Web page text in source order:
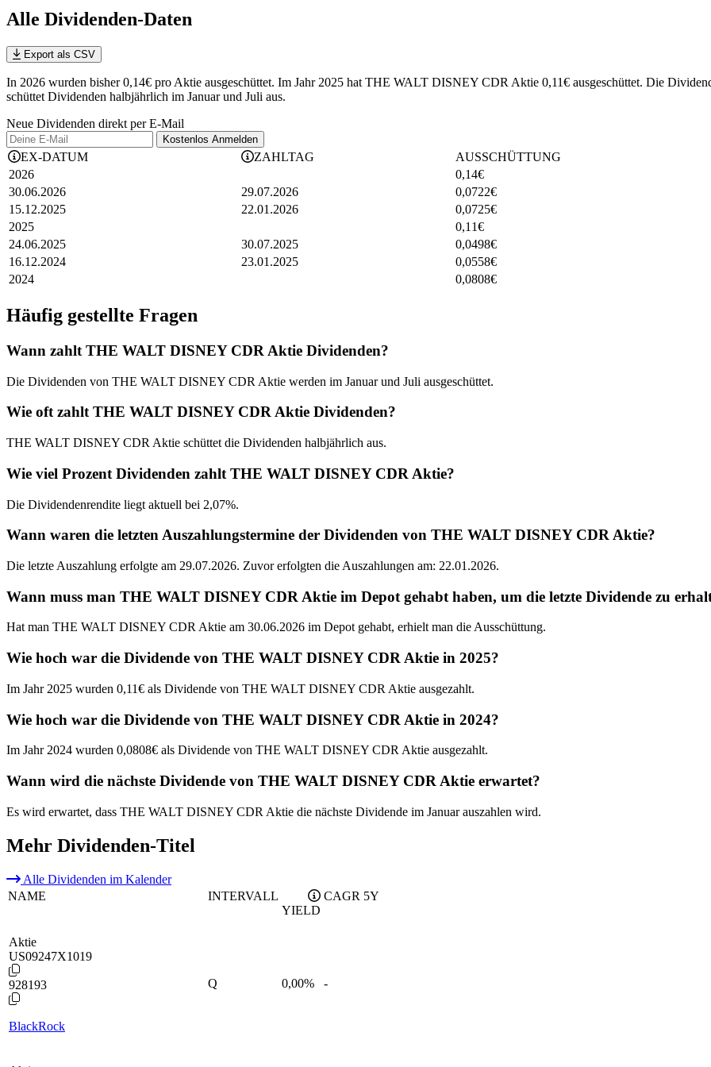
Alle Dividenden-Daten
Export als CSV
In 2026 wurden bisher 0,14€ pro Aktie ausgeschüttet. Im Jahr 2025 hat THE WALT DISNEY CDR Aktie 0,11€ ausgeschüttet. Die
schüttet Dividenden halbjährlich im Januar und Juli aus.
Neue Dividenden direkt per E-Mail
Kostenlos Anmelden
EX-DATUM ZAHLTAG
AUSSCHÜTTUNG
2026
0,14€
30.06.2026
29.07.2026 0,0722€
15.12.2025
22.01.2026 0,0725€
2025
0,11€
24.06.2025
30.07.2025 0,0498€
16.12.2024
23.01.2025 0,0558€
2024
0,0808€
Häufig gestellte Fragen
Wann zahlt THE WALT DISNEY CDR Aktie Dividenden?
Die Dividenden von THE WALT DISNEY CDR Aktie werden im Januar und Juli ausgeschüttet.
Wie oft zahlt THE WALT DISNEY CDR Aktie Dividenden?
THE WALT DISNEY CDR Aktie schüttet die Dividenden halbjährlich aus.
Wie viel Prozent Dividenden zahlt THE WALT DISNEY CDR Aktie?
Die Dividendenrendite liegt aktuell bei 2,07%.
Wann waren die letzten Auszahlungstermine der Dividenden von THE WALT DISNEY CDR Aktie?
Die letzte Auszahlung erfolgte am 29.07.2026. Zuvor erfolgten die Auszahlungen am: 22.01.2026.
Wann muss man THE WALT DISNEY CDR Aktie im Depot gehabt haben, um die letzte Dividende zu
Hat man THE WALT DISNEY CDR Aktie am 30.06.2026 im Depot gehabt, erhielt man die Ausschüttung.
Wie hoch war die Dividende von THE WALT DISNEY CDR Aktie in 2025?
Im Jahr 2025 wurden 0,11€ als Dividende von THE WALT DISNEY CDR Aktie ausgezahlt.
Wie hoch war die Dividende von THE WALT DISNEY CDR Aktie in 2024?
Im Jahr 2024 wurden 0,0808€ als Dividende von THE WALT DISNEY CDR Aktie ausgezahlt.
Wann wird die nächste Dividende von THE WALT DISNEY CDR Aktie erwartet?
Es wird erwartet, dass THE WALT DISNEY CDR Aktie die nächste Dividende im Januar auszahlen wird.
Mehr Dividenden-Titel
Alle Dividenden im Kalender
NAME
INTERVALL
YIELD
CAGR 5Y
Aktie
US09247X1019
928193
BlackRock
Q 0,00% -